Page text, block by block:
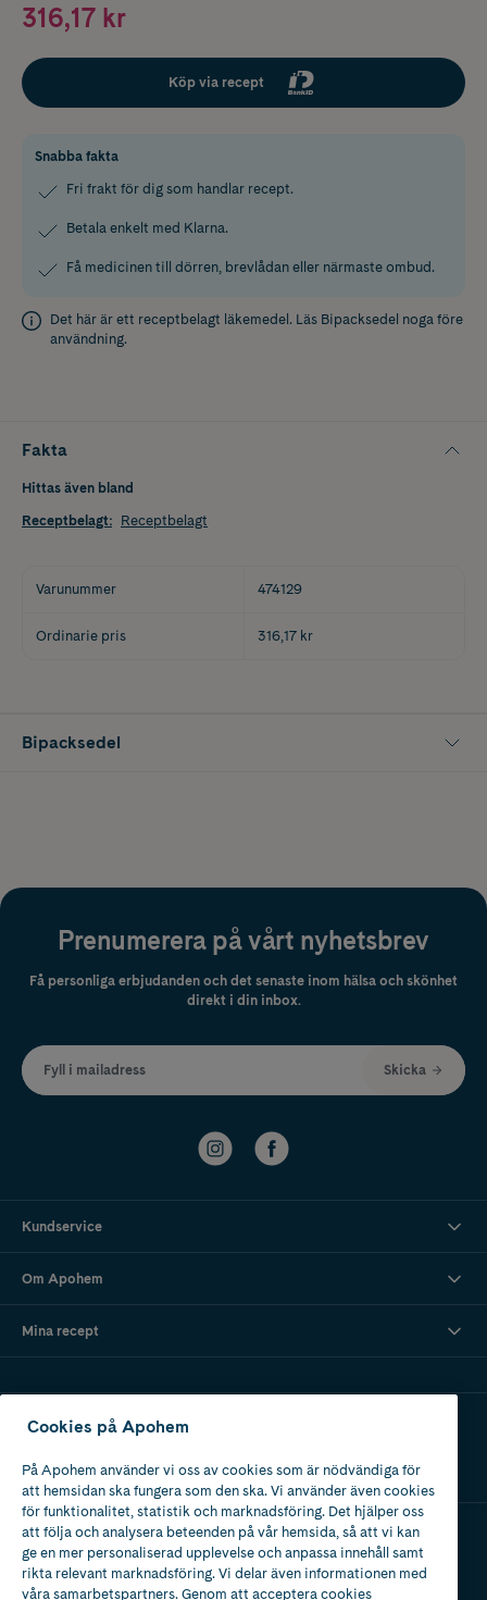
316,17 kr
Köp via recept
Snabba fakta
Fri frakt för dig som handlar recept.
Betala enkelt med Klarna.
Få medicinen till dörren, brevlådan eller närmaste ombud.
Det här är ett receptbelagt läkemedel. Läs Bipacksedel noga före
användning.
Fakta
Hittas även bland
Receptbelagt: Receptbelagt
Varunummer 474129
Ordinarie pris 316,17 kr
Bipacksedel
Prenumerera på vårt nyhetsbrev
Få personliga erbjudanden och det senaste inom hälsa och skönhet
direkt i din inbox.
Fyll i mailadress Skicka
Kundservice
Om Apohem
Mina recept
Ladda ner vår app
Apotek med tillstånd
av Läkemedelsverket
Cookies på Apohem
På Apohem använder vi oss av cookies som är nödvändiga för
att hemsidan ska fungera som den ska. Vi använder även cookies
för funktionalitet, statistik och marknadsföring. Det hjälper oss
att följa och analysera beteenden på vår hemsida, så att vi kan
ge en mer personaliserad upplevelse och anpassa innehåll samt
rikta relevant marknadsföring. Vi delar även informationen med
våra samarbetspartners. Genom att acceptera cookies